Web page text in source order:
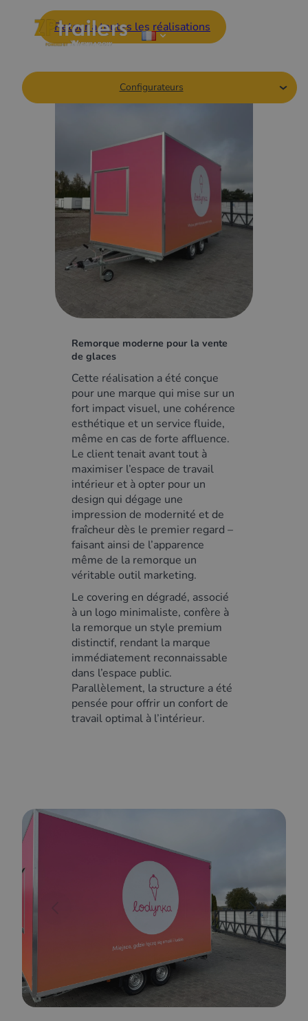
Configurateurs
Retour à toutes les réalisations
Remorque moderne pour la vente
de glaces
Cette réalisation a été conçue
pour une marque qui mise sur un
fort impact visuel, une cohérence
esthétique et un service fluide,
même en cas de forte affluence.
Le client tenait avant tout à
maximiser l’espace de travail
intérieur et à opter pour un
design qui dégage une
impression de modernité et de
fraîcheur dès le premier regard –
faisant ainsi de l’apparence
même de la remorque un
véritable outil marketing.
Le covering en dégradé, associé
à un logo minimaliste, confère à
la remorque un style premium
distinctif, rendant la marque
immédiatement reconnaissable
dans l’espace public.
Parallèlement, la structure a été
pensée pour offrir un confort de
travail optimal à l’intérieur.